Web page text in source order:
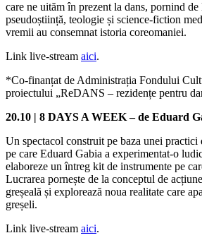
care ne uităm în prezent la dans, pornind de
pseudoștiință, teologie și science-fiction
vremii au consemnat istoria coreomaniei.
Link live-stream aici.
*Co-finanțat de Administrația Fondului
proiectului „ReDANS – rezidențe pentru
20.10 | 8 DAYS A WEEK – de Eduard
Un spectacol construit pe baza unei practici
pe care Eduard Gabia a experimentat-o
elaboreze un întreg kit de instrumente pe
Lucrarea pornește de la conceptul de
greșeală și explorează noua realitate care
greșeli.
Link live-stream aici.